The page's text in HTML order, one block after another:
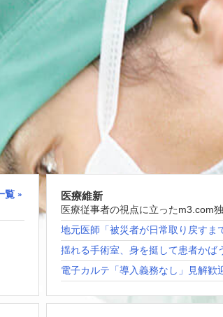
覧
医療維新
医療従事者の視点に立ったm3.com独
地元医師「被災者が日常取り戻すま
揺れる手術室、身を挺して患者かば
電子カルテ「導入義務なし」見解歓